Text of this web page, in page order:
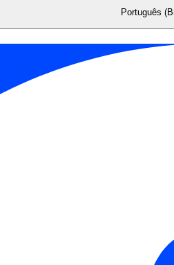
Português